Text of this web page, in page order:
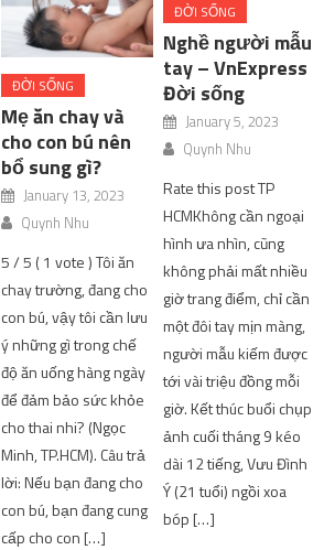
ĐỜI SỐNG
Mẹ ăn chay và
cho con bú nên
bổ sung gì?
January 13, 2023
Quynh Nhu
5 / 5 ( 1 vote ) Tôi ăn
chay trường, đang cho
con bú, vậy tôi cần lưu
ý những gì trong chế
độ ăn uống hàng ngày
để đảm bảo sức khỏe
cho thai nhi? (Ngọc
Minh, TP.HCM). Câu trả
lời: Nếu bạn đang cho
con bú, bạn đang cung
cấp cho con […]
ĐỜI SỐNG
Nghề người mẫu
tay – VnExpress
Đời sống
January 5, 2023
Quynh Nhu
Rate this post TP
HCMKhông cần ngoại
hình ưa nhìn, cũng
không phải mất nhiều
giờ trang điểm, chỉ cần
một đôi tay mịn màng,
người mẫu kiếm được
tới vài triệu đồng mỗi
giờ. Kết thúc buổi chụp
ảnh cuối tháng 9 kéo
dài 12 tiếng, Vưu Đình
Ý (21 tuổi) ngồi xoa
bóp […]